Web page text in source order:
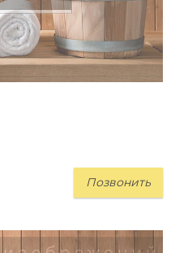
Позвонить